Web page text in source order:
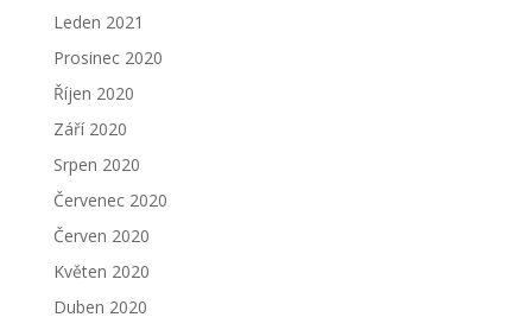
Leden 2021
Prosinec 2020
Říjen 2020
Září 2020
Srpen 2020
Červenec 2020
Červen 2020
Květen 2020
Duben 2020